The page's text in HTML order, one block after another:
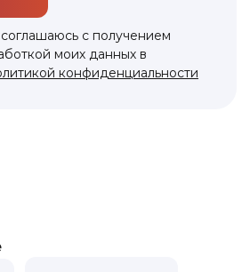
с получением
моих данных в
конфиденциальности